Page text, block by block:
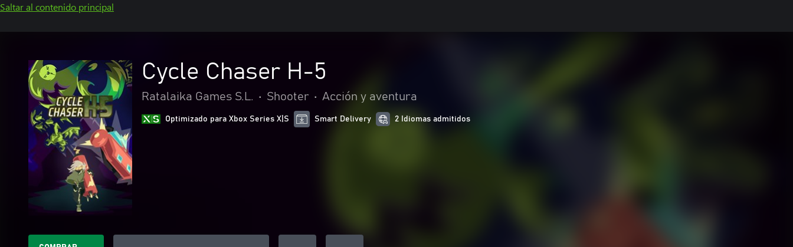
Saltar al contenido principal
Cycle Chaser H-5
Ratalaika Games S.L. • Shooter • Acción y aventura
Optimizado para Xbox Series X|S Smart Delivery 2 Idiomas admitidos